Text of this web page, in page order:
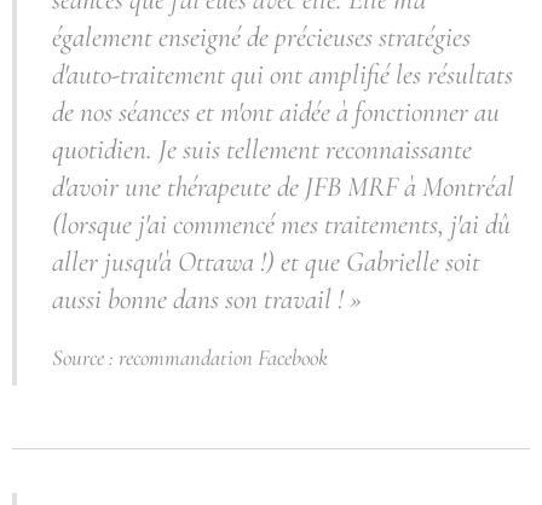
également enseigné de précieuses stratégies
d'auto-traitement qui ont amplifié les résultats
de nos séances et m'ont aidée à fonctionner au
quotidien. Je suis tellement reconnaissante
d'avoir une thérapeute de JFB MRF à Montréal
(lorsque j'ai commencé mes traitements, j'ai dû
aller jusqu'à Ottawa !) et que Gabrielle soit
aussi bonne dans son travail ! »
Source : recommandation Facebook